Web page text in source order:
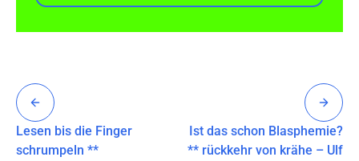
Lesen bis die Finger
schrumpeln **
Ist das schon Blasphemie?
** rückkehr von krähe – Ulf